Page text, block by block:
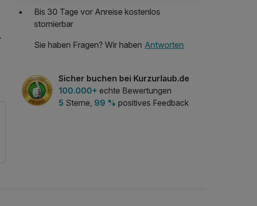
Bis 30 Tage vor Anreise kostenlos
stornierbar
Sie haben Fragen? Wir haben Antworten
Sicher buchen bei Kurzurlaub.de
100.000+ echte Bewertungen
5 Sterne, 99 % positives Feedback